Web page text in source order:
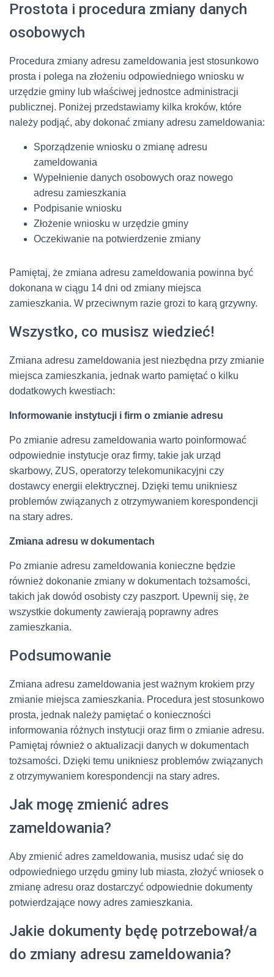
Prostota i procedura zmiany danych
osobowych
Procedura zmiany adresu zameldowania jest stosunkowo
prosta i polega na złożeniu odpowiedniego wniosku w
urzędzie gminy lub właściwej jednostce administracji
publicznej. Poniżej przedstawiamy kilka kroków, które
należy podjąć, aby dokonać zmiany adresu zameldowania:
Sporządzenie wniosku o zmianę adresu
zameldowania
Wypełnienie danych osobowych oraz nowego
adresu zamieszkania
Podpisanie wniosku
Złożenie wniosku w urzędzie gminy
Oczekiwanie na potwierdzenie zmiany
Pamiętaj, że zmiana adresu zameldowania powinna być
dokonana w ciągu 14 dni od zmiany miejsca
zamieszkania. W przeciwnym razie grozi to karą grzywny.
Wszystko, co musisz wiedzieć!
Zmiana adresu zameldowania jest niezbędna przy zmianie
miejsca zamieszkania, jednak warto pamiętać o kilku
dodatkowych kwestiach:
Informowanie instytucji i firm o zmianie adresu
Po zmianie adresu zameldowania warto poinformować
odpowiednie instytucje oraz firmy, takie jak urząd
skarbowy, ZUS, operatorzy telekomunikacyjni czy
dostawcy energii elektrycznej. Dzięki temu unikniesz
problemów związanych z otrzymywaniem korespondencji
na stary adres.
Zmiana adresu w dokumentach
Po zmianie adresu zameldowania konieczne będzie
również dokonanie zmiany w dokumentach tożsamości,
takich jak dowód osobisty czy paszport. Upewnij się, że
wszystkie dokumenty zawierają poprawny adres
zamieszkania.
Podsumowanie
Zmiana adresu zameldowania jest ważnym krokiem przy
zmianie miejsca zamieszkania. Procedura jest stosunkowo
prosta, jednak należy pamiętać o konieczności
informowania różnych instytucji oraz firm o zmianie adresu.
Pamiętaj również o aktualizacji danych w dokumentach
tożsamości. Dzięki temu unikniesz problemów związanych
z otrzymywaniem korespondencji na stary adres.
Jak mogę zmienić adres
zameldowania?
Aby zmienić adres zameldowania, musisz udać się do
odpowiedniego urzędu gminy lub miasta, złożyć wniosek o
zmianę adresu oraz dostarczyć odpowiednie dokumenty
potwierdzające nowy adres zamieszkania.
Jakie dokumenty będę potrzebował/a
do zmiany adresu zameldowania?